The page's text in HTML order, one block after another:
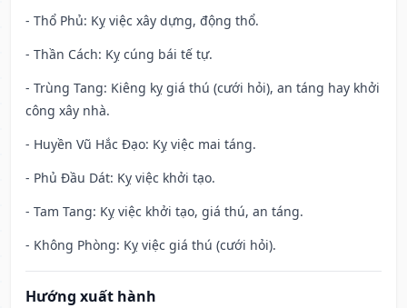
- Thổ Phủ: Kỵ việc xây dựng, động thổ.
- Thần Cách: Kỵ cúng bái tế tự.
- Trùng Tang: Kiêng kỵ giá thú (cưới hỏi), an táng hay khởi
công xây nhà.
- Huyền Vũ Hắc Đạo: Kỵ việc mai táng.
- Phủ Đầu Dát: Kỵ việc khởi tạo.
- Tam Tang: Kỵ việc khởi tạo, giá thú, an táng.
- Không Phòng: Kỵ việc giá thú (cưới hỏi).
Hướng xuất hành